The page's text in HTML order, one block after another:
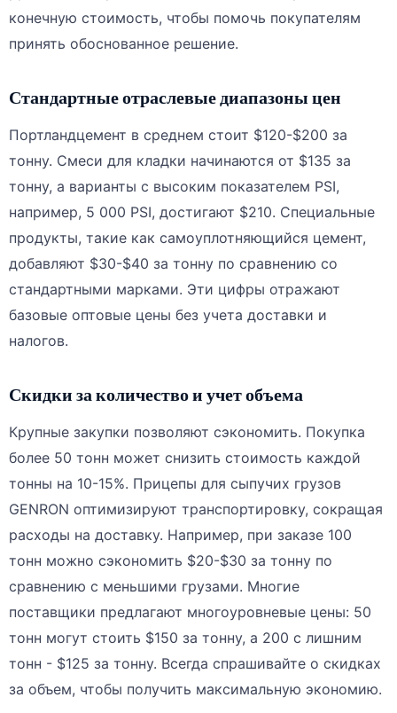
конечную стоимость, чтобы помочь покупателям
принять обоснованное решение.
Стандартные отраслевые диапазоны цен
Портландцемент в среднем стоит $120-$200 за
тонну. Смеси для кладки начинаются от $135 за
тонну, а варианты с высоким показателем PSI,
например, 5 000 PSI, достигают $210. Специальные
продукты, такие как самоуплотняющийся цемент,
добавляют $30-$40 за тонну по сравнению со
стандартными марками. Эти цифры отражают
базовые оптовые цены без учета доставки и
налогов.
Скидки за количество и учет объема
Крупные закупки позволяют сэкономить. Покупка
более 50 тонн может снизить стоимость каждой
тонны на 10-15%. Прицепы для сыпучих грузов
GENRON оптимизируют транспортировку, сокращая
расходы на доставку. Например, при заказе 100
тонн можно сэкономить $20-$30 за тонну по
сравнению с меньшими грузами. Многие
поставщики предлагают многоуровневые цены: 50
тонн могут стоить $150 за тонну, а 200 с лишним
тонн - $125 за тонну. Всегда спрашивайте о скидках
за объем, чтобы получить максимальную экономию.